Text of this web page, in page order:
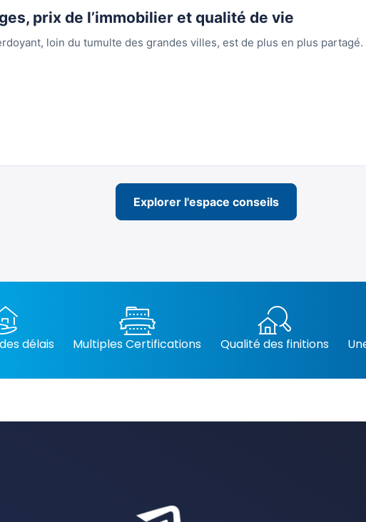
prix de l’immobilier et qualité de vie
loin du tumulte des grandes villes, est de plus en plus
Explorer l'espace conseils
délais Multiples Certifications Qualité des finitions